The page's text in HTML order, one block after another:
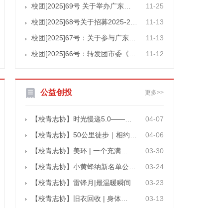
11-25
校团[2025]69号 关于举办广东…
11-13
校团[2025]68号关于招募2025-2…
11-13
校团[2025]67号：关于参与广东…
11-12
校团[2025]66号：转发团市委《…
更多>>
公益创投
04-07
【校青志协】时光慢递5.0——…
04-06
【校青志协】50公里徒步｜相约…
03-30
【校青志协】美环 | 一个充满…
03-24
【校青志协】小黄蜂纳新名单公…
03-23
【校青志协】雷锋月|最温暖瞬间
03-13
【校青志协】旧衣回收 | 身体…